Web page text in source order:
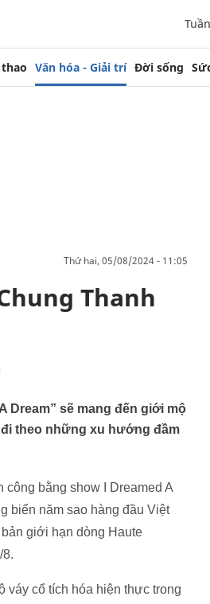
Văn hóa - Giải trí Đời sống
thứ hai, 05/08/2024 - 11:05
Thanh
Dream” sẽ mang đến giới mộ
đi theo những xu hướng đầm
bằng show I Dreamed A
biển năm sao hàng đầu Việt
giới hạn dòng Haute
cổ tích hóa hiện thực trong